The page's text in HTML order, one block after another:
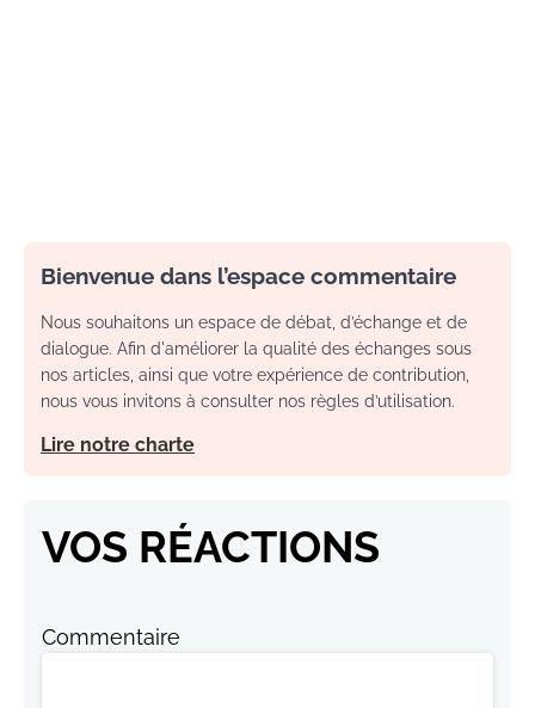
Bienvenue dans l’espace commentaire
Nous souhaitons un espace de débat, d’échange et de
dialogue. Afin d'améliorer la qualité des échanges sous
nos articles, ainsi que votre expérience de contribution,
nous vous invitons à consulter nos règles d’utilisation.
Lire notre charte
VOS RÉACTIONS
Commentaire